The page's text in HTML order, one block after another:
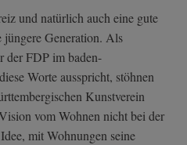
und natürlich auch eine gute
jüngere Generation. Als
der FDP im baden-
Worte ausspricht, stöhnen
Kunstverein
vom Wohnen nicht bei der
mit Wohnungen seine